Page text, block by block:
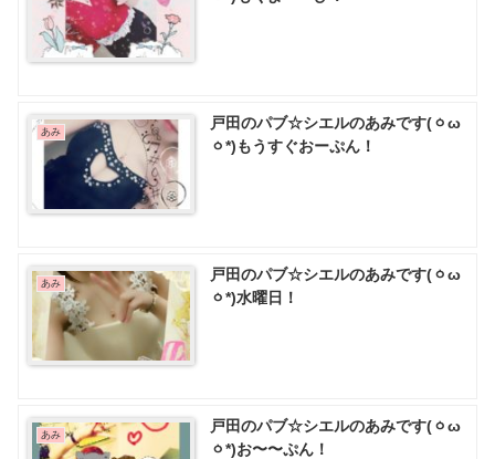
あみ
戸田のパブ☆シエルのあみです(ㆁω
ㆁ*)もうすぐおーぷん！
あみ
戸田のパブ☆シエルのあみです(ㆁω
ㆁ*)水曜日！
あみ
戸田のパブ☆シエルのあみです(ㆁω
ㆁ*)お〜〜ぷん！